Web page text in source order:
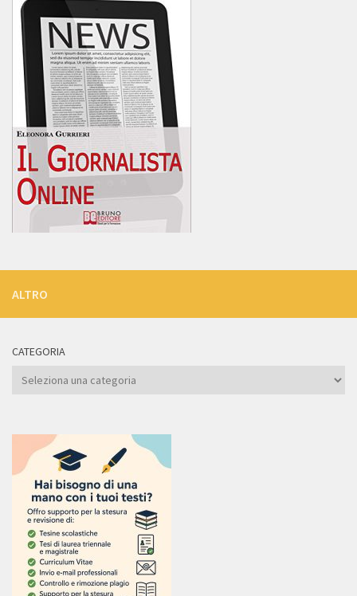
ALTRO
CATEGORIA
Categoria